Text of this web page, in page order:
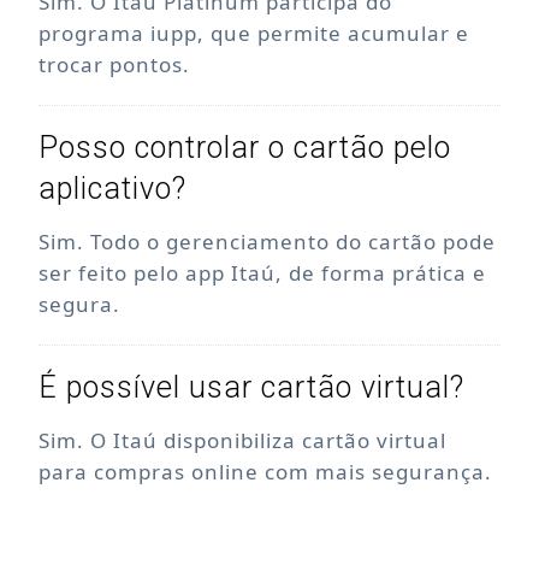
programa iupp, que permite acumular e
trocar pontos.
Posso controlar o cartão pelo
aplicativo?
Sim. Todo o gerenciamento do cartão pode
ser feito pelo app Itaú, de forma prática e
segura.
É possível usar cartão virtual?
Sim. O Itaú disponibiliza cartão virtual
para compras online com mais segurança.